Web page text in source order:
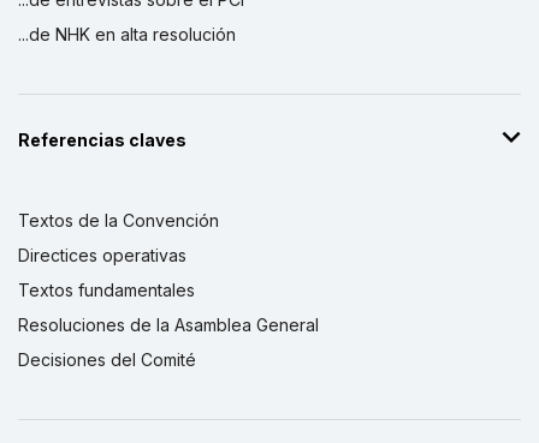
...de NHK en alta resolución
Referencias claves
Textos de la Convención
Directices operativas
Textos fundamentales
Resoluciones de la Asamblea General
Decisiones del Comité